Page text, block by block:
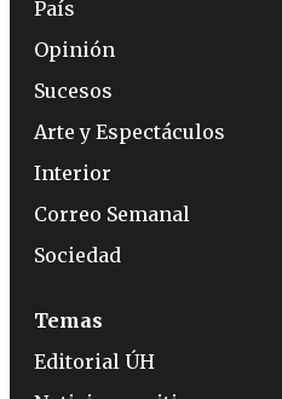
País
Opinión
Sucesos
Arte y Espectáculos
Interior
Correo Semanal
Sociedad
Temas
Editorial ÚH